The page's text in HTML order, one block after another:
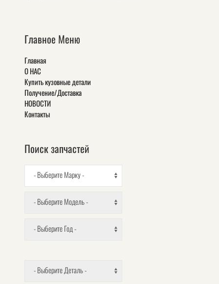
Главное Меню
Главная
О НАС
Купить кузовные детали
Получение/Доставка
НОВОСТИ
Контакты
Поиск запчастей
- Выберите Марку -
- Выберите Модель -
- Выберите Год -
- Выберите Деталь -